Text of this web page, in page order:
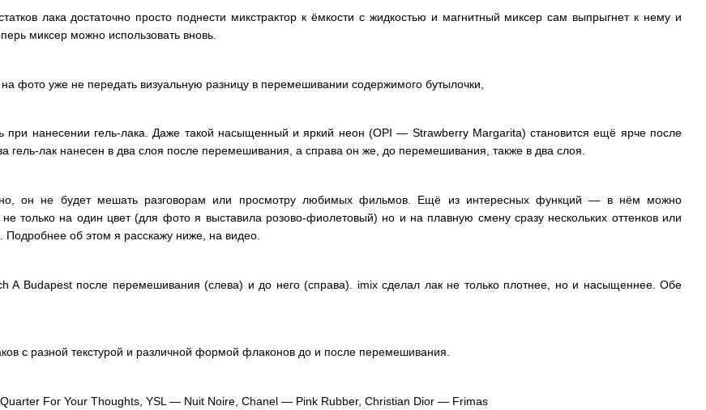
лака достаточно просто поднести микстрактор к ёмкости с жидкостью и магнитный миксер сам выпрыгнет к нему и
миксер можно использовать вновь.
фото уже не передать визуальную разницу в перемешивании содержимого бутылочки,
при нанесении гель-лака. Даже такой насыщенный и яркий неон (OPI — Strawberry Margarita) становится ещё ярче после
гель-лак нанесен в два слоя после перемешивания, а справа он же, до перемешивания, также в два слоя.
он не будет мешать разговорам или просмотру любимых фильмов. Ещё из интересных функций — в нём можно
не только на один цвет (для фото я выставила розово-фиолетовый) но и на плавную смену сразу нескольких оттенков или
Подробнее об этом я расскажу ниже, на видео.
A Budapest после перемешивания (слева) и до него (справа). imix сделал лак не только плотнее, но и насыщеннее. Обе
с разной текстурой и различной формой флаконов до и после перемешивания.
For Your Thoughts, YSL — Nuit Noire, Chanel — Pink Rubber, Christian Dior — Frimas